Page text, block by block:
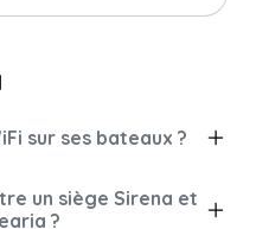
sur ses bateaux ?
un siège Sirena et
?